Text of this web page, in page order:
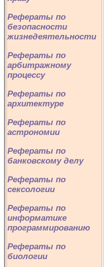
Рефераты по
безопасности
жизнедеятельности
Рефераты по
арбитражному
процессу
Рефераты по
архитектуре
Рефераты по
астрономии
Рефераты по
банковскому делу
Рефераты по
сексологии
Рефераты по
информатике
программированию
Рефераты по
биологии